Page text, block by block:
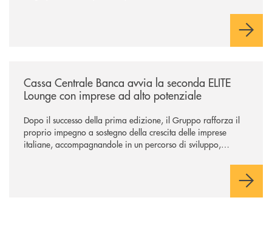
negoziazione esclusiva per la finalizzazione dell’operazione.
Cassa Centrale Banca avvia la seconda ELITE
Lounge con imprese ad alto potenziale
Dopo il successo della prima edizione, il Gruppo rafforza il
proprio impegno a sostegno della crescita delle imprese
italiane, accompagnandole in un percorso di sviluppo,